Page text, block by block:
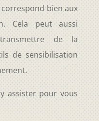
bien aux
Cela peut aussi
de la
de sensibilisation
assister pour vous